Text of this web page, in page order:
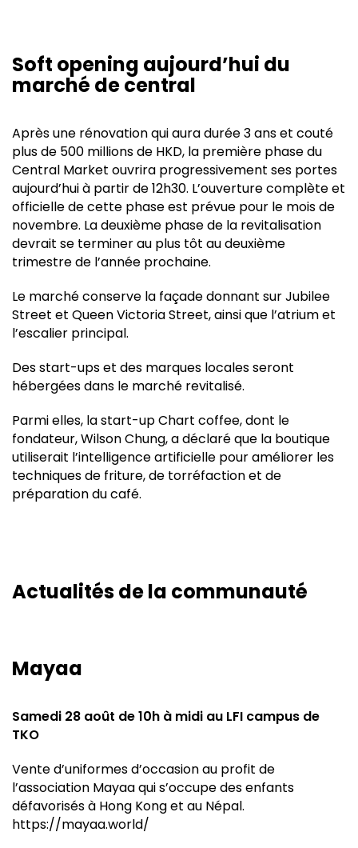
Soft opening aujourd’hui du
marché de central
Après une rénovation qui aura durée 3 ans et couté
plus de 500 millions de HKD, la première phase du
Central Market ouvrira progressivement ses portes
aujourd’hui à partir de 12h30. L’ouverture complète et
officielle de cette phase est prévue pour le mois de
novembre. La deuxième phase de la revitalisation
devrait se terminer au plus tôt au deuxième
trimestre de l’année prochaine.
Le marché conserve la façade donnant sur Jubilee
Street et Queen Victoria Street, ainsi que l’atrium et
l’escalier principal.
Des start-ups et des marques locales seront
hébergées dans le marché revitalisé.
Parmi elles, la start-up Chart coffee, dont le
fondateur, Wilson Chung, a déclaré que la boutique
utiliserait l’intelligence artificielle pour améliorer les
techniques de friture, de torréfaction et de
préparation du café.
Actualités de la communauté
Mayaa
Samedi 28 août de 10h à midi au LFI campus de
TKO
Vente d’uniformes d’occasion au profit de
l’association Mayaa qui s’occupe des enfants
défavorisés à Hong Kong et au Népal.
https://mayaa.world/